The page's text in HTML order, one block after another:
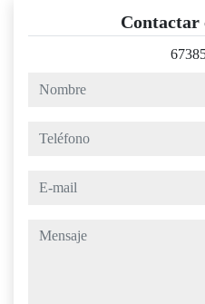
Contactar
nombre
teléfono
e-mail
mensaje